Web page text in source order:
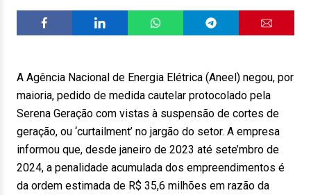
A Agência Nacional de Energia Elétrica (Aneel) negou, por
maioria, pedido de medida cautelar protocolado pela
Serena Geração com vistas à suspensão de cortes de
geração, ou ‘curtailment’ no jargão do setor. A empresa
informou que, desde janeiro de 2023 até sete’mbro de
2024, a penalidade acumulada dos empreendimentos é
da ordem estimada de R$ 35,6 milhões em razão da